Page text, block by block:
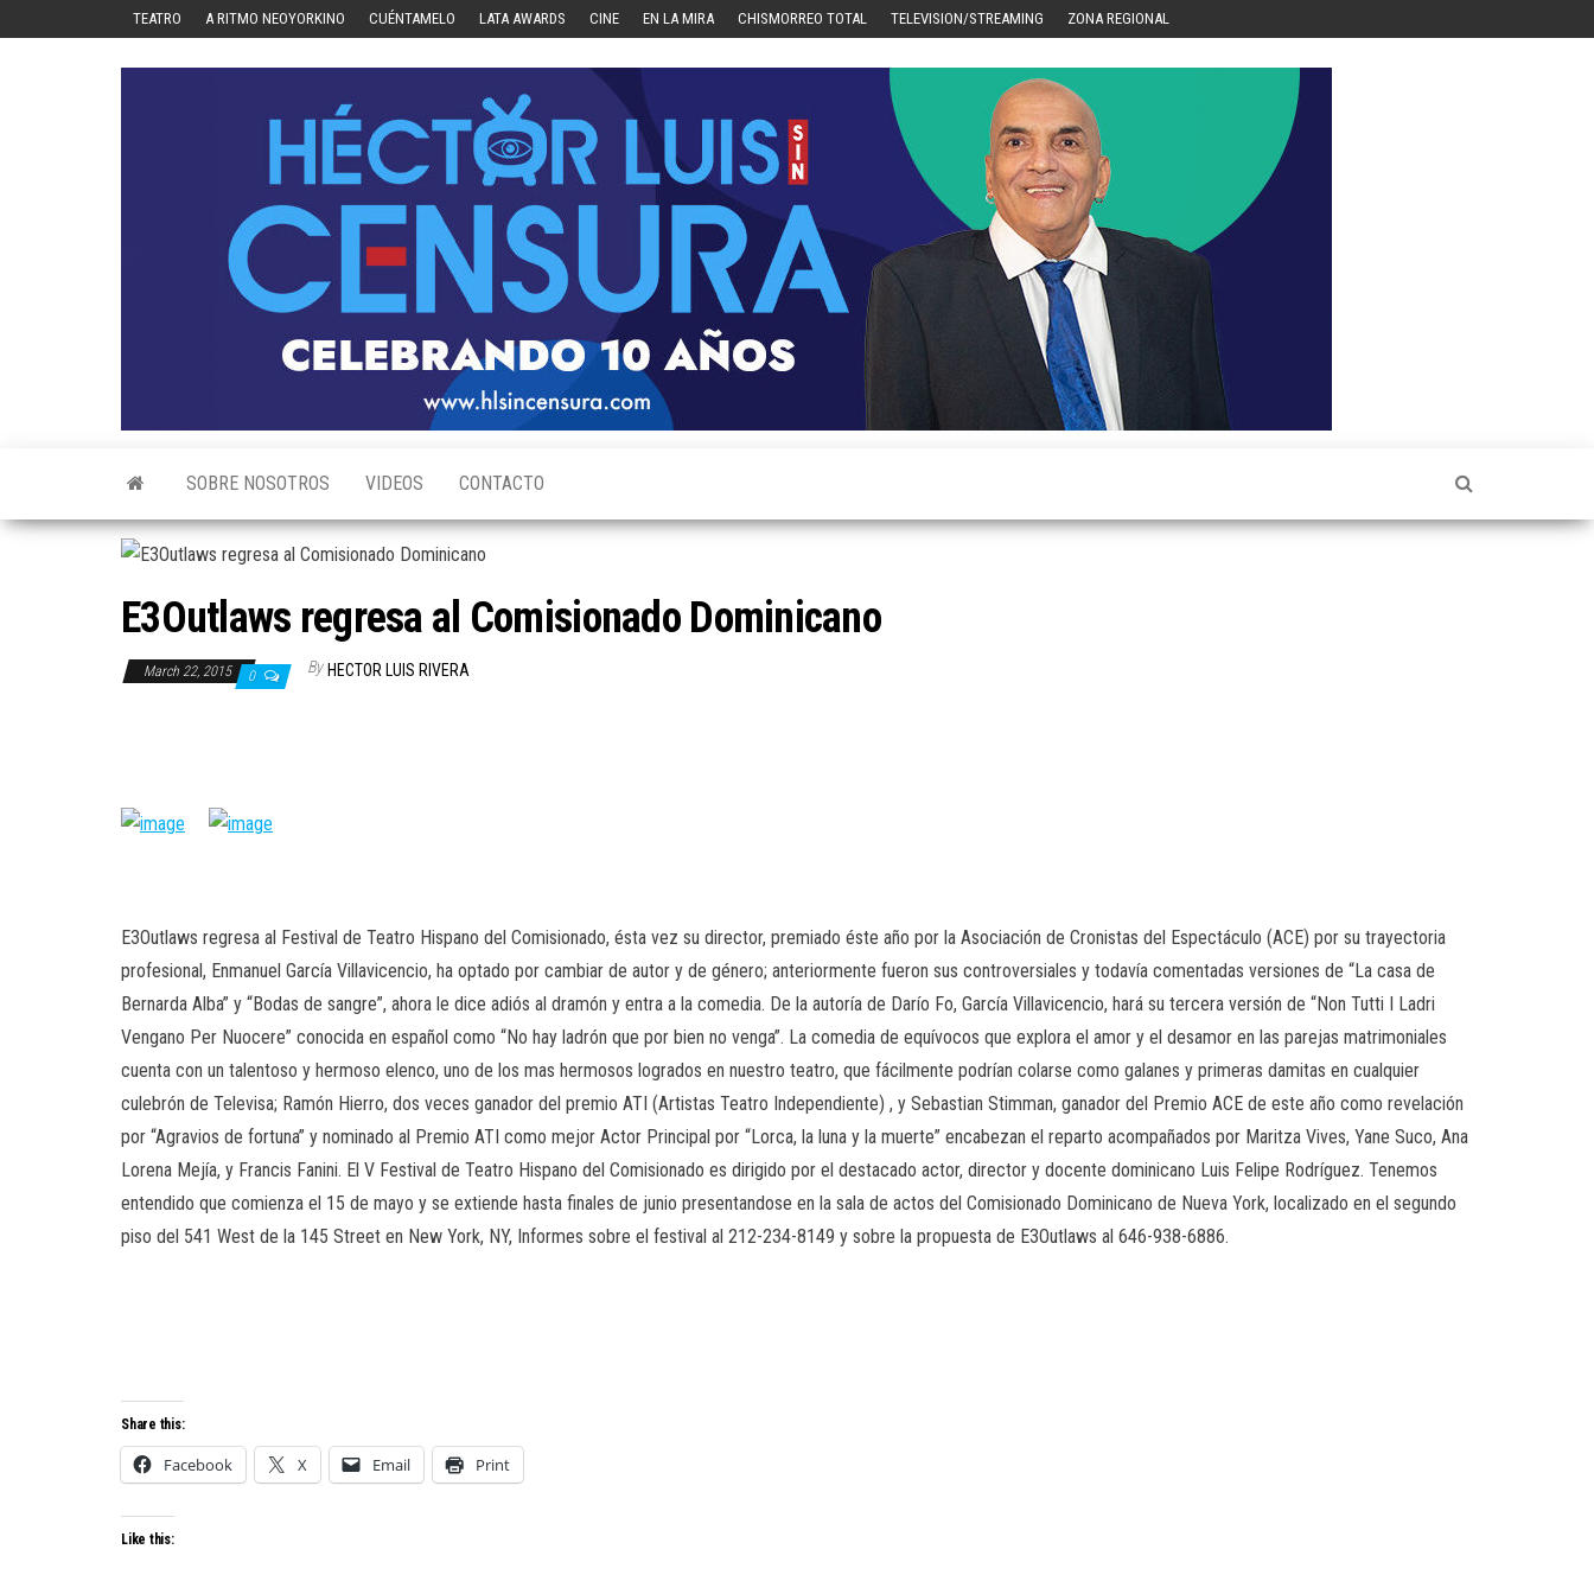
TEATRO A RITMO NEOYORKINO CUÉNTAMELO LATA AWARDS CINE EN LA MIRA CHISMORREO TOTAL TELEVISION/STREAMING ZONA REGIONAL
SOBRE NOSOTROS VIDEOS CONTACTO
E3Outlaws regresa al Comisionado Dominicano
March 22, 2015 0 By HECTOR LUIS RIVERA
E3Outlaws regresa al Festival de Teatro Hispano del Comisionado, ésta vez su director, premiado éste año por la Asociación de Cronistas del Espectáculo (ACE) por su trayectoria
profesional, Enmanuel García Villavicencio, ha optado por cambiar de autor y de género; anteriormente fueron sus controversiales y todavía comentadas versiones de “La casa de
Bernarda Alba” y “Bodas de sangre”, ahora le dice adiós al dramón y entra a la comedia. De la autoría de Darío Fo, García Villavicencio, hará su tercera versión de “Non Tutti I Ladri
Vengano Per Nuocere” conocida en español como “No hay ladrón que por bien no venga”. La comedia de equívocos que explora el amor y el desamor en las parejas matrimoniales
cuenta con un talentoso y hermoso elenco, uno de los mas hermosos logrados en nuestro teatro, que fácilmente podrían colarse como galanes y primeras damitas en cualquier
culebrón de Televisa; Ramón Hierro, dos veces ganador del premio ATI (Artistas Teatro Independiente) , y Sebastian Stimman, ganador del Premio ACE de este año como revelación
por “Agravios de fortuna” y nominado al Premio ATI como mejor Actor Principal por “Lorca, la luna y la muerte” encabezan el reparto acompañados por Maritza Vives, Yane Suco, Ana
Lorena Mejía, y Francis Fanini. El V Festival de Teatro Hispano del Comisionado es dirigido por el destacado actor, director y docente dominicano Luis Felipe Rodríguez. Tenemos
entendido que comienza el 15 de mayo y se extiende hasta finales de junio presentandose en la sala de actos del Comisionado Dominicano de Nueva York, localizado en el segundo
piso del 541 West de la 145 Street en New York, NY, Informes sobre el festival al 212-234-8149 y sobre la propuesta de E3Outlaws al 646-938-6886.
Share this:
Facebook X Email Print
Like this: